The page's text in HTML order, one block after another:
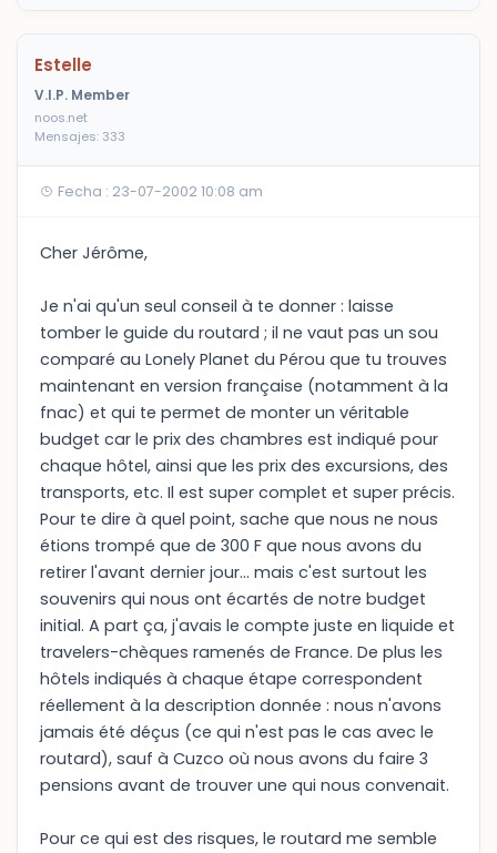
Estelle
V.I.P. Member
noos.net
Mensajes: 333
Fecha : 23-07-2002 10:08 am
Cher Jérôme,
Je n'ai qu'un seul conseil à te donner : laisse
tomber le guide du routard ; il ne vaut pas un sou
comparé au Lonely Planet du Pérou que tu trouves
maintenant en version française (notamment à la
fnac) et qui te permet de monter un véritable
budget car le prix des chambres est indiqué pour
chaque hôtel, ainsi que les prix des excursions, des
transports, etc. Il est super complet et super précis.
Pour te dire à quel point, sache que nous ne nous
étions trompé que de 300 F que nous avons du
retirer l'avant dernier jour... mais c'est surtout les
souvenirs qui nous ont écartés de notre budget
initial. A part ça, j'avais le compte juste en liquide et
travelers-chèques ramenés de France. De plus les
hôtels indiqués à chaque étape correspondent
réellement à la description donnée : nous n'avons
jamais été déçus (ce qui n'est pas le cas avec le
routard), sauf à Cuzco où nous avons du faire 3
pensions avant de trouver une qui nous convenait.
Pour ce qui est des risques, le routard me semble